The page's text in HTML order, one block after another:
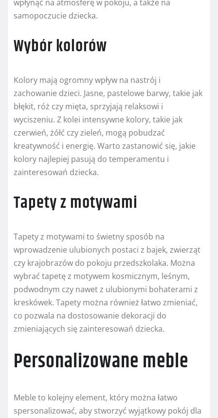
wpłynąć na atmosferę w pokoju, a także na
samopoczucie dziecka.
Wybór kolorów
Kolory mają ogromny wpływ na nastrój i
zachowanie dzieci. Jasne, pastelowe barwy, takie jak
błękit, róż czy mięta, sprzyjają relaksowi i
wyciszeniu. Z kolei intensywne kolory, takie jak
czerwień, żółć czy zieleń, mogą pobudzać
kreatywność i energię. Warto zastanowić się, jakie
kolory najlepiej pasują do temperamentu i
zainteresowań dziecka.
Tapety z motywami
Tapety z motywami to świetny sposób na
wprowadzenie ulubionych postaci z bajek, zwierząt
czy krajobrazów do pokoju przedszkolaka. Można
wybrać tapetę z motywem kosmicznym, leśnym,
podwodnym czy nawet z ulubionymi bohaterami z
kreskówek. Tapety można również łatwo zmieniać,
co pozwala na dostosowanie dekoracji do
zmieniających się zainteresowań dziecka.
Personalizowane meble
Meble to kolejny element, który można łatwo
spersonalizować, aby stworzyć wyjątkowy pokój dla